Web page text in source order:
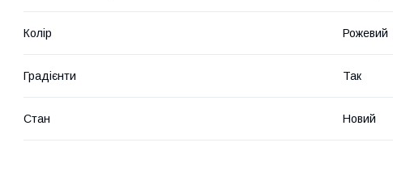
Колір Рожевий
Градієнти Так
Стан Новий